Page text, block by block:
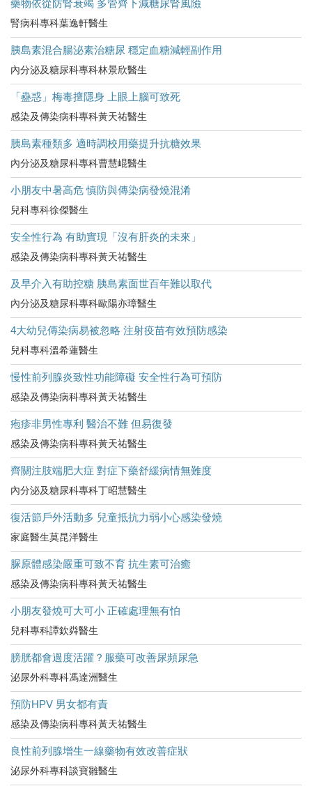
藥物依從防腎衰竭 多管齊下減糖尿腎風險
腎病科專科葉逸軒醫生
胰島素混合腸泌素治糖尿 穩定血糖減輕副作用
內分泌及糖尿科專科林景欣醫生
「蠱惑」梅毒擅隱身 上眼上腦可致死
感染及傳染病科專科黃天祐醫生
胰島素種類多 適時調校用藥提升抗糖效果
內分泌及糖尿科專科曹慧崐醫生
小朋友中暑高危​ 慎防與傳染病發燒混淆
兒科專科徐傑醫生
安全性行為 有助實現「沒有肝炎的未來」
感染及傳染病科專科黃天祐醫生
及早介入有助控糖 胰島素面世百年難以取代
內分泌及糖尿科專科歐陽亦璋醫生
4大幼兒傳染病易被忽略 注射疫苗有效預防感染
兒科專科溫希蓮醫生
慢性前列腺炎致性功能障礙 安全性行為可預防
感染及傳染病科專科黃天祐醫生
疱疹非男性專利 醫治不難 但易復發
感染及傳染病科專科黃天祐醫生
齊關注肢端肥大症 對症下藥舒緩病情無難度
內分泌及糖尿科專科丁昭慧醫生
復活節戶外活動多 兒童抵抗力弱小心感染發燒
家庭醫生莫昆洋醫生
脲原體感染嚴重可致不育 抗生素可治癒
感染及傳染病科專科黃天祐醫生
小朋友發燒可大可小 正確處理無有怕
兒科專科譚欽粦醫生
膀胱都會過度活躍？服藥可改善尿頻尿急
泌尿外科專科馮達洲醫生
預防HPV 男女都有責
感染及傳染病科專科黃天祐醫生
良性前列腺增生一線藥物有效改善症狀
泌尿外科專科談寶雛醫生